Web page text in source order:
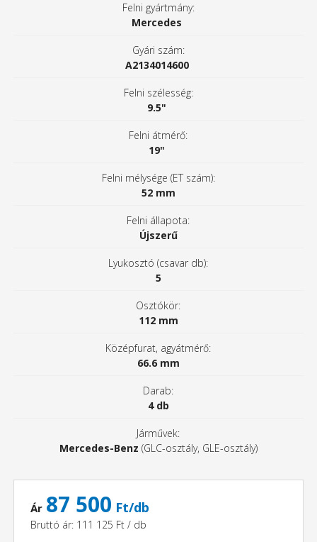
Felni gyártmány:
Mercedes
Gyári szám:
A2134014600
Felni szélesség:
9.5"
Felni átmérő:
19"
Felni mélysége (ET szám):
52 mm
Felni állapota:
Újszerű
Lyukosztó (csavar db):
5
Osztókör:
112 mm
Középfurat, agyátmérő:
66.6 mm
Darab:
4 db
Járművek:
Mercedes-Benz (GLC-osztály, GLE-osztály)
Ár 87 500 Ft/db
Bruttó ár: 111 125 Ft / db